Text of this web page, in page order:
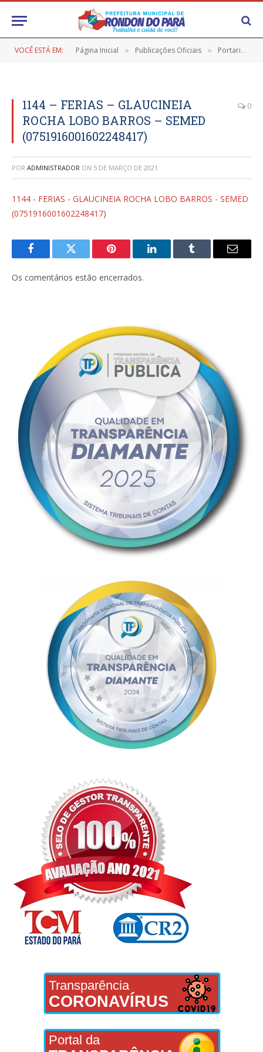
VOCÊ ESTÁ EM: Página Inicial » Publicações Oficiais » Portarias
1144 – FERIAS – GLAUCINEIA
ROCHA LOBO BARROS – SEMED
(0751916001602248417)
0
POR ADMINISTRADOR ON 5 DE MARÇO DE 2021
1144 - FERIAS - GLAUCINEIA ROCHA LOBO BARROS - SEMED
(0751916001602248417)
FacebookTwitter Pinterest LinkedInTumblr
E-
Os comentários estão encerrados.
Transparência
CORONAVÍRUS
Portal da